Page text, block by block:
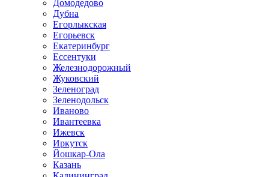
Домодедово
Дубна
Егорлыкская
Егорьевск
Екатеринбург
Ессентуки
Железнодорожный
Жуковский
Зеленоград
Зеленодольск
Иваново
Ивантеевка
Ижевск
Иркутск
Йошкар-Ола
Казань